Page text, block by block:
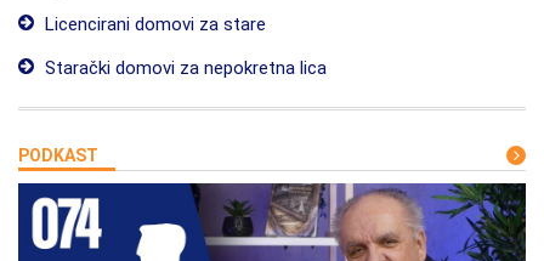
Licencirani domovi za stare
Starački domovi za nepokretna lica
PODKAST